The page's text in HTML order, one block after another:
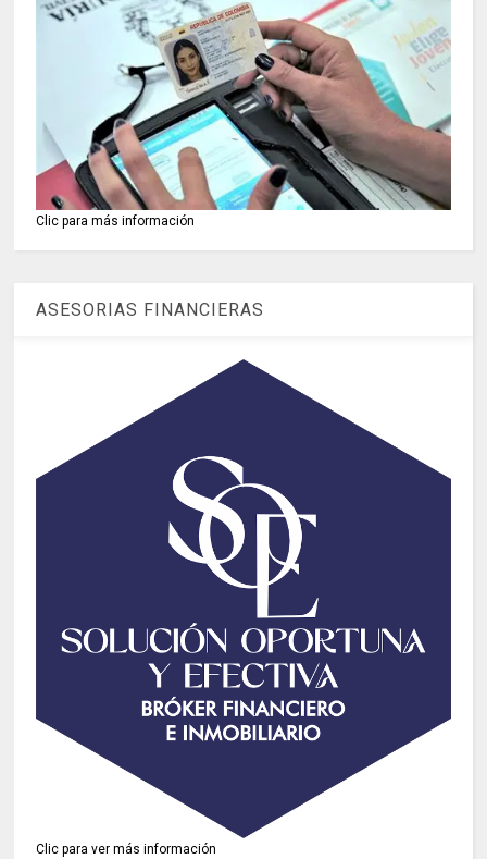
Clic para más información
ASESORIAS FINANCIERAS
Clic para ver más información